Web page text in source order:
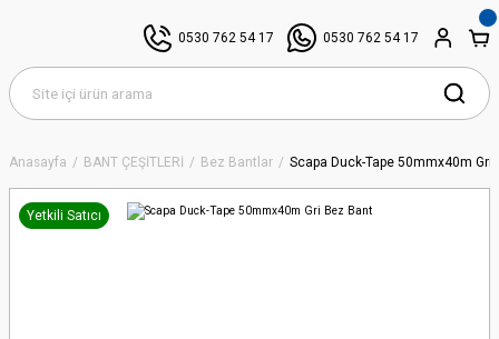
0530 762 54 17 0530 762 54 17
Anasayfa BANT ÇEŞİTLERİ Bez Bantlar Scapa Duck-Tape 50mmx40m Gri
Yetkili Satıcı